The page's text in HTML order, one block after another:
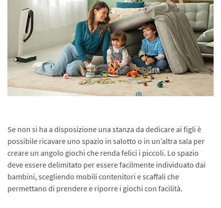
Se non si ha a disposizione una stanza da dedicare ai figli è
possibile ricavare uno spazio in salotto o in un’altra sala per
creare un angolo giochi che renda felici i piccoli. Lo spazio
deve essere delimitato per essere facilmente individuato dai
bambini, scegliendo mobili contenitori e scaffali che
permettano di prendere e riporre i giochi con facilità.